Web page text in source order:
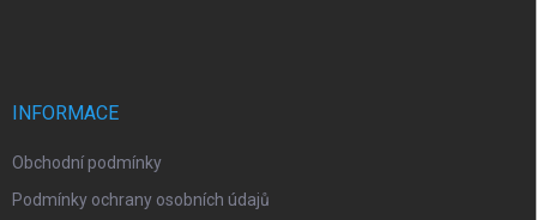
INFORMACE
Obchodní podmínky
Podmínky ochrany osobních údajů